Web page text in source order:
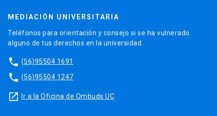
MEDIACIÓN UNIVERSITARIA
Teléfonos para orientación y consejo si se ha vulnerado
alguno de tus derechos en la universidad.
phone (56)95504 1691
phone (56)95504 1247
launch Ir a la Oficina de Ombuds UC